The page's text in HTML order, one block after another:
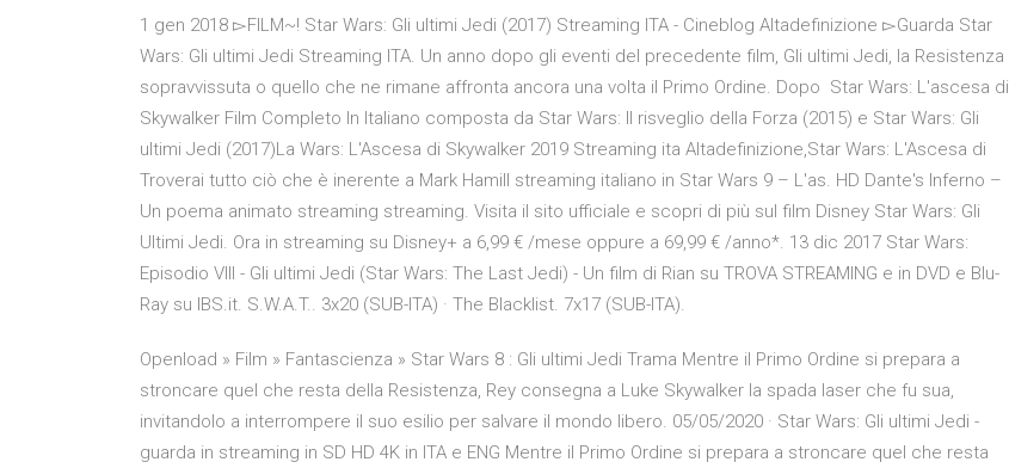
1 gen 2018 ▻FILM~! Star Wars: Gli ultimi Jedi (2017) Streaming ITA - Cineblog Altadefinizione ▻Guarda Star
Wars: Gli ultimi Jedi Streaming ITA. Un anno dopo gli eventi del precedente film, Gli ultimi Jedi, la Resistenza
sopravvissuta o quello che ne rimane affronta ancora una volta il Primo Ordine. Dopo Star Wars: L'ascesa di
Skywalker Film Completo In Italiano composta da Star Wars: Il risveglio della Forza (2015) e Star Wars: Gli
ultimi Jedi (2017)La Wars: L'Ascesa di Skywalker 2019 Streaming ita Altadefinizione,Star Wars: L'Ascesa di
Troverai tutto ciò che è inerente a Mark Hamill streaming italiano in Star Wars 9 – L'as. HD Dante's Inferno –
Un poema animato streaming streaming. Visita il sito ufficiale e scopri di più sul film Disney Star Wars: Gli
Ultimi Jedi. Ora in streaming su Disney+ a 6,99 € /mese oppure a 69,99 € /anno*. 13 dic 2017 Star Wars:
Episodio VIII - Gli ultimi Jedi (Star Wars: The Last Jedi) - Un film di Rian su TROVA STREAMING e in DVD e Blu-
Ray su IBS.it. S.W.A.T.. 3x20 (SUB-ITA) · The Blacklist. 7x17 (SUB-ITA).
Openload » Film » Fantascienza » Star Wars 8 : Gli ultimi Jedi Trama Mentre il Primo Ordine si prepara a
stroncare quel che resta della Resistenza, Rey consegna a Luke Skywalker la spada laser che fu sua,
invitandolo a interrompere il suo esilio per salvare il mondo libero. 05/05/2020 · Star Wars: Gli ultimi Jedi -
guarda in streaming in SD HD 4K in ITA e ENG Mentre il Primo Ordine si prepara a stroncare quel che resta